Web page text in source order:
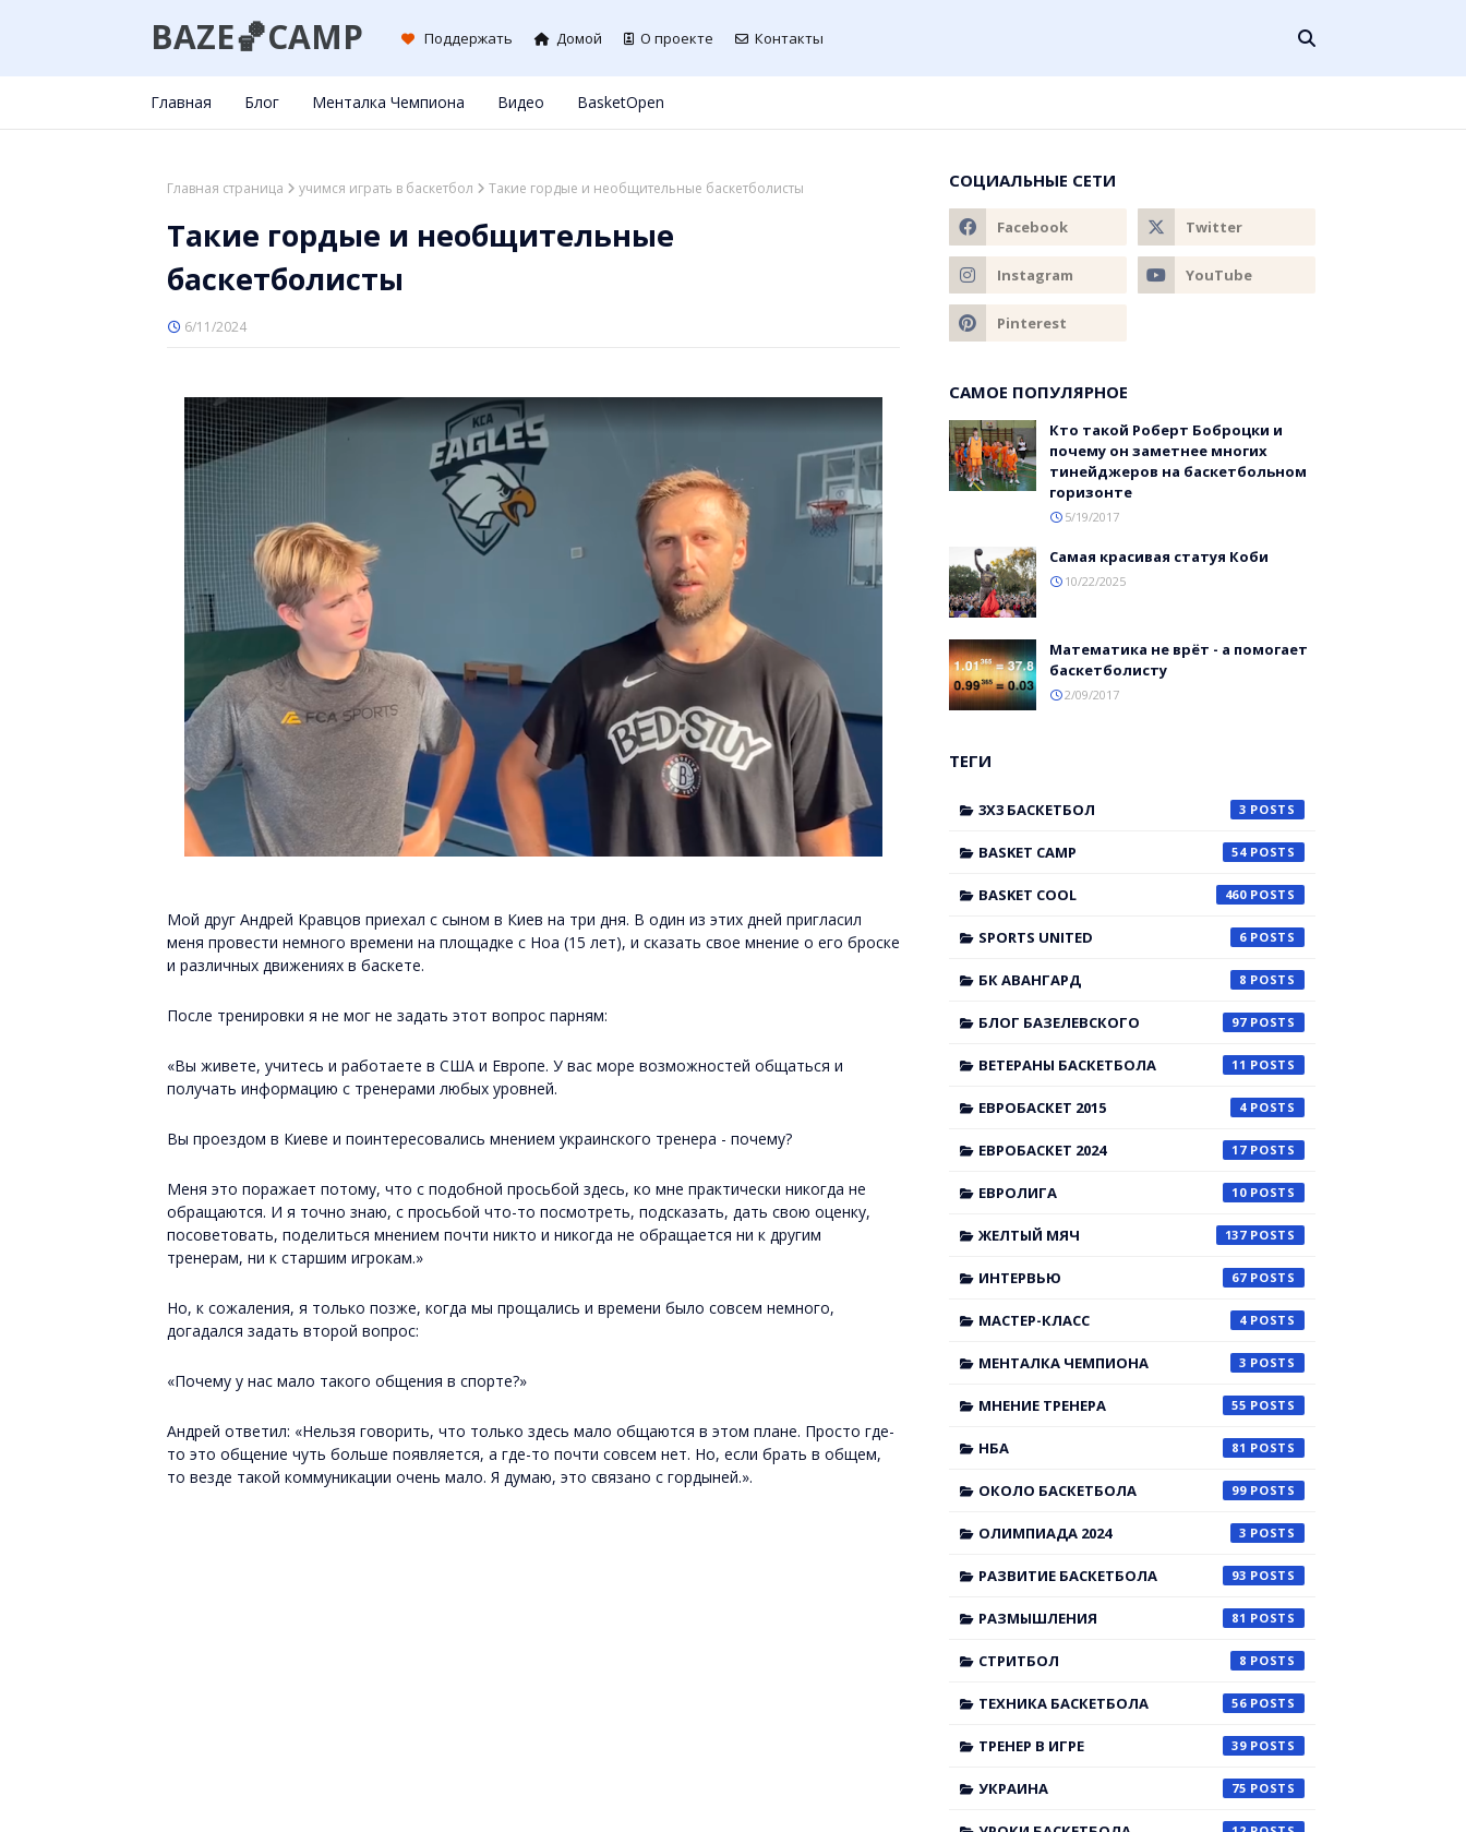
BAZE🏀CAMP Поддержать Домой О проекте Контакты
Главная Блог Менталка Чемпиона Видео BasketOpen
Главная страница учимся играть в баскетбол Такие гордые и необщительные баскетболисты
Такие гордые и необщительные
баскетболисты
6/11/2024
Мой друг Андрей Кравцов приехал с сыном в Киев на три дня. В один из этих дней пригласил
меня провести немного времени на площадке с Ноа (15 лет), и сказать свое мнение о его броске
и различных движениях в баскете.
После тренировки я не мог не задать этот вопрос парням:
«Вы живете, учитесь и работаете в США и Европе. У вас море возможностей общаться и
получать информацию с тренерами любых уровней.
Вы проездом в Киеве и поинтересовались мнением украинского тренера - почему?
Меня это поражает потому, что с подобной просьбой здесь, ко мне практически никогда не
обращаются. И я точно знаю, с просьбой что-то посмотреть, подсказать, дать свою оценку,
посоветовать, поделиться мнением почти никто и никогда не обращается ни к другим
тренерам, ни к старшим игрокам.»
Но, к сожаления, я только позже, когда мы прощались и времени было совсем немного,
догадался задать второй вопрос:
«Почему у нас мало такого общения в спорте?»
Андрей ответил: «Нельзя говорить, что только здесь мало общаются в этом плане. Просто где-
то это общение чуть больше появляется, а где-то почти совсем нет. Но, если брать в общем,
то везде такой коммуникации очень мало. Я думаю, это связано с гордыней.».
СОЦИАЛЬНЫЕ СЕТИ
САМОЕ ПОПУЛЯРНОЕ
Кто такой Роберт Боброцки и
почему он заметнее многих
тинейджеров на баскетбольном
горизонте
5/19/2017
Самая красивая статуя Коби
10/22/2025
Математика не врёт - а помогает
баскетболисту
2/09/2017
ТЕГИ
3X3 БАСКЕТБОЛ 3
BASKET CAMP 54
BASKET COOL 460
SPORTS UNITED 6
БК АВАНГАРД 8
БЛОГ БАЗЕЛЕВСКОГО 97
ВЕТЕРАНЫ БАСКЕТБОЛА 11
ЕВРОБАСКЕТ 2015 4
ЕВРОБАСКЕТ 2024 17
ЕВРОЛИГА 10
ЖЕЛТЫЙ МЯЧ 137
ИНТЕРВЬЮ 67
МАСТЕР-КЛАСС 4
МЕНТАЛКА ЧЕМПИОНА 3
МНЕНИЕ ТРЕНЕРА 55
НБА 81
ОКОЛО БАСКЕТБОЛА 99
ОЛИМПИАДА 2024 3
РАЗВИТИЕ БАСКЕТБОЛА 93
РАЗМЫШЛЕНИЯ 81
СТРИТБОЛ 8
ТЕХНИКА БАСКЕТБОЛА 56
ТРЕНЕР В ИГРЕ 39
УКРАИНА 75